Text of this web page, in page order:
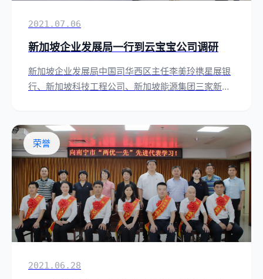
2021.07.06
新加坡企业发展局一行到云宝宝公司调研
新加坡企业发展局中国司华西区主任李美玲携星展银
行、新加坡科技工程公司、新加坡能源集团三家新加
荣誉
2021.06.28